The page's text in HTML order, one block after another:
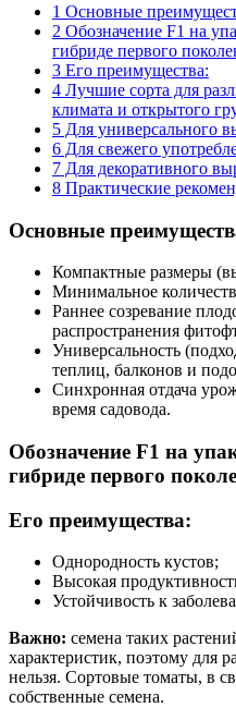
1 Основные
2 Обозначение F1 на
гибриде первого
3 Его преимущества:
4 Лучшие сорта для
климата и открытого
5 Для универсального
6 Для свежего
7 Для декоративного
8 Практические
Основные
Компактные размеры
Минимальное
Раннее созревание
распространения
Универсальность
теплиц, балконов и
Синхронная отдача
время садовода.
Обозначение F1 на
гибриде первого
Его преимущества:
Однородность кустов;
Высокая
Устойчивость к
Важно: семена таких
характеристик, поэтому для
нельзя. Сортовые томаты, в
собственные семена.